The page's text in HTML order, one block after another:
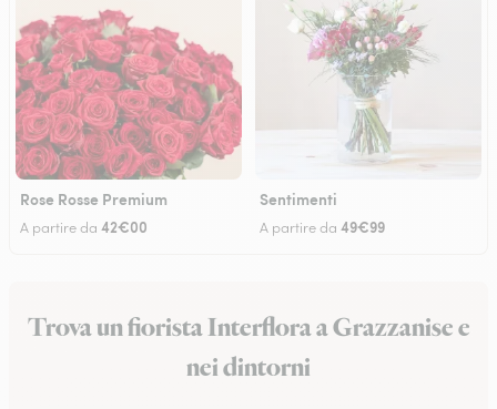
Rose Rosse Premium
A partire da 42€00
Sentimenti
A partire da 49€99
Trova un fiorista Interflora a Grazzanise e
nei dintorni